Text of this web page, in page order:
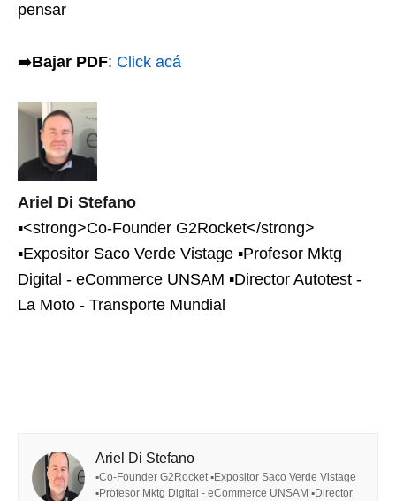
pensar
➡️Bajar PDF: Click acá
Ariel Di Stefano
▪<strong>Co-Founder G2Rocket</strong>
▪Expositor Saco Verde Vistage ▪Profesor Mktg
Digital - eCommerce UNSAM ▪Director Autotest -
La Moto - Transporte Mundial
Ariel Di Stefano
▪Co-Founder G2Rocket ▪Expositor Saco Verde Vistage
▪Profesor Mktg Digital - eCommerce UNSAM ▪Director